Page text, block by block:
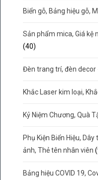
Biển gỗ, Bảng hiệu gỗ,
Sản phẩm mica, Giá kệ
(40)
Đèn trang trí, đèn decor
Khắc Laser kim loại,
Kỷ Niệm Chương, Quà
Phụ Kiện Biển Hiệu,
ảnh, Thẻ tên nhân viên
Bảng hiệu COVID 19,